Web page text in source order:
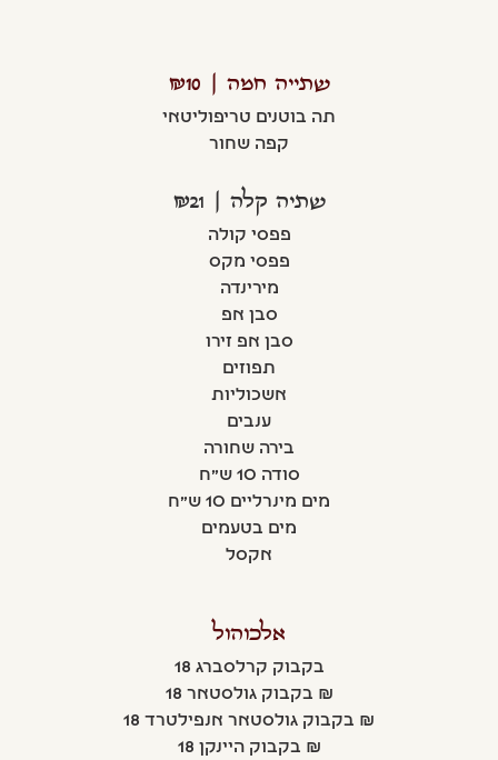
שתייה חמה | ₪10
תה בוטנים טריפוליטאי
קפה שחור
שתיה קלה | ₪12
פפסי קולה
פפסי מקס
מירינדה
סבן אפ
סבן אפ זירו
תפוזים
אשכוליות
ענבים
בירה שחורה
סודה 10 ש"ח
מים מינרליים 10 ש"ח
מים בטעמים
אקסל
אלכוהול
בקבוק קרלסברג 18
₪ בקבוק גולסטאר 18
₪ בקבוק גולסטאר אנפילטרד 18
₪ בקבוק היינקן 18